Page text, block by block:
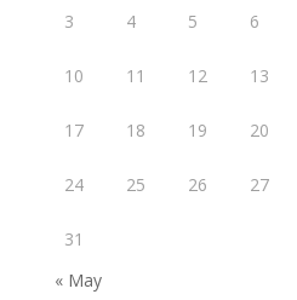
3 4 5 6
10 11 12 13
17 18 19 20
24 25 26 27
31
« May